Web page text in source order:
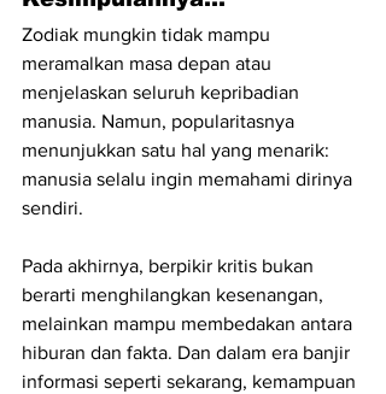
Zodiak mungkin tidak mampu
meramalkan masa depan atau
menjelaskan seluruh kepribadian
manusia. Namun, popularitasnya
menunjukkan satu hal yang menarik:
manusia selalu ingin memahami dirinya
sendiri.
Pada akhirnya, berpikir kritis bukan
berarti menghilangkan kesenangan,
melainkan mampu membedakan antara
hiburan dan fakta. Dan dalam era banjir
informasi seperti sekarang, kemampuan